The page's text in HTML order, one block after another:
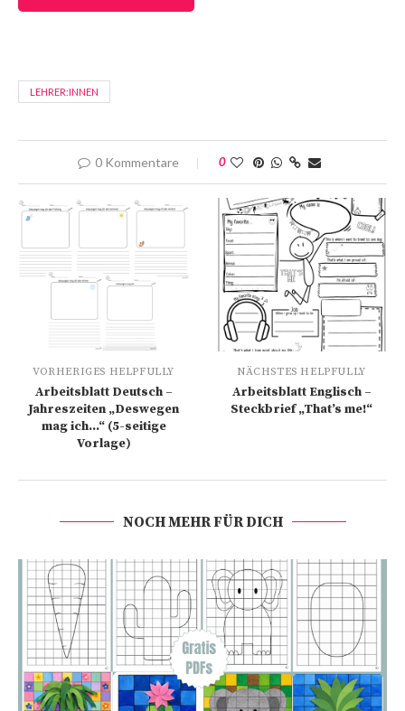
LEHRER:INNEN
0 Kommentare 0
VORHERIGES HELPFULLY
Arbeitsblatt Deutsch –
Jahreszeiten „Deswegen
mag ich…“ (5-seitige
Vorlage)
NÄCHSTES HELPFULLY
Arbeitsblatt Englisch –
Steckbrief „That’s me!“
NOCH MEHR FÜR DICH